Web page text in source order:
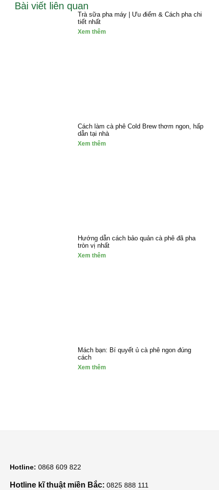
Bài viết liên quan
Trà sữa pha máy | Ưu điểm & Cách pha chi
tiết nhất
Xem thêm
Cách làm cà phê Cold Brew thơm ngon, hấp
dẫn tại nhà
Xem thêm
Hướng dẫn cách bảo quản cà phê đã pha
tròn vị nhất
Xem thêm
Mách bạn: Bí quyết ủ cà phê ngon đúng
cách
Xem thêm
Hotline: 0868 609 822
Hotline kĩ thuật miền Bắc: 0825 888 111